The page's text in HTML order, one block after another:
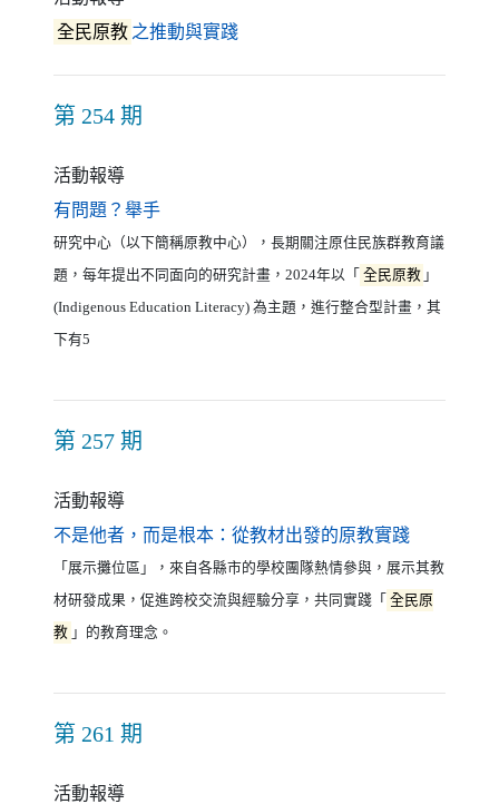
全民原教 之推動與實踐（另開新視窗）
第 254 期
活動報導
有問題？舉手（另開新視窗）
研究中心（以下簡稱原教中心），長期關注原住民族群教育議
題，每年提出不同面向的研究計畫，2024年以「 全民原教 」
(Indigenous Education Literacy) 為主題，進行整合型計畫，其
下有5
第 257 期
活動報導
不是他者，而是根本：從教材出發的原教實踐（另開新
「展示攤位區」，來自各縣市的學校團隊熱情參與，展示其教
材研發成果，促進跨校交流與經驗分享，共同實踐「 全民原
教 」的教育理念。
第 261 期
活動報導